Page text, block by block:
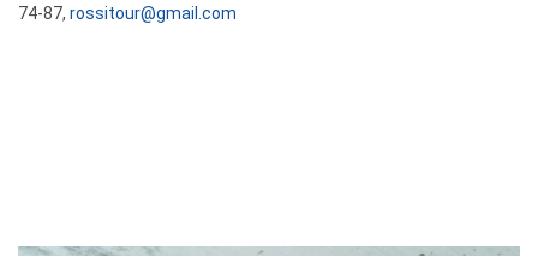
74-87, rossitour@gmail.com